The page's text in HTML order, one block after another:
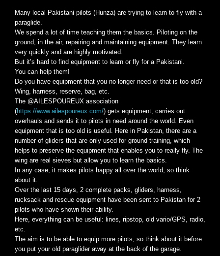
Many local Pakistani pilots (Hunza) are trying to learn to fly with a
paraglide.
We spend a lot of time teaching them the basics. Piloting on the
ground, in the air, repairing and maintaining equipment. They learn
very quickly and are highly motivated.
But it’s hard to find equipment to learn or fly for a Pakistani.
You can help them!
Do you have equipment that you no longer need or that is too old?
Wing, harness, reserve, bag, etc.
The @AILESPOUREUX association
(https://www.ailespoureux.com/) gets equipment, carries out
overhauls and sends it to pilots in need around the world. Even
equipment that is too old is useful. Here in Pakistan, there are a
number of gliders that are only used for ground training, which
helps to preserve the equipment that enables you to really fly. The
wing are real sieves but allow you to learn the basics.
In any case, it makes pilots happy all over the world, so think
about it.
Over the last 15 days, 2 complete packs, gliders, harness,
rucksack and rescue equipment have been sent to Pakistan for 2
pilots who have shown their ability.
Here, everything can be useful: lines, ripstop, old vario/GPS, radio,
etc.
The aim is to be able to equip more pilots, so think about it before
you put your old paraglider away at the back of the garage.